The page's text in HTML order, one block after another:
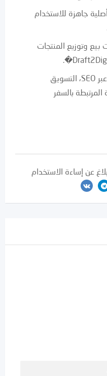
جاهزة للاستخدام
بيع وتوزيع المنتجات
مشروع قابل للتوسع مباشرة عبر SEO، التسويق
بالسفر
عن إساءة الاستخدام